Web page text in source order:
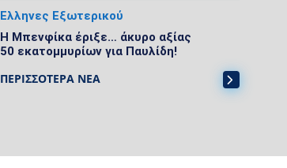
Ελληνες Εξωτερικού
Η Μπενφίκα έριξε… άκυρο αξίας
50 εκατομμυρίων για Παυλίδη!
ΠΕΡΙΣΣΟΤΕΡΑ ΝΕΑ